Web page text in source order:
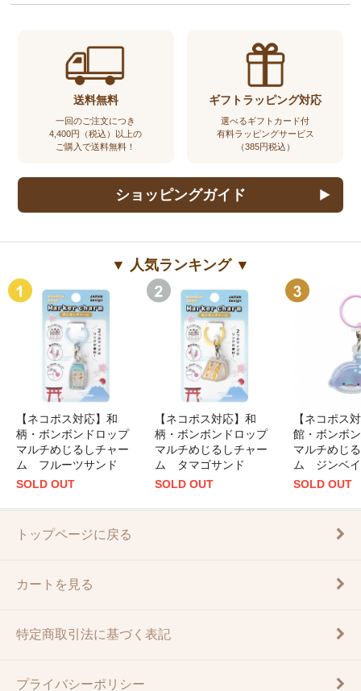
送料無料
一回のご注文につき
4,400円（税込）以上の
ご購入で送料無料！
ギフトラッピング対応
選べるギフトカード付
有料ラッピングサービス
（385円税込）
ショッピングガイド
▼ 人気ランキング ▼
【ネコポス対応】和
柄・ボンボンドロップ
マルチめじるしチャー
ム フルーツサンド
SOLD OUT
【ネコポス対応】和
柄・ボンボンドロップ
マルチめじるしチャー
ム タマゴサンド
SOLD OUT
【ネコポス
館・ボンボ
マルチめじ
ム ジンベ
SOLD OUT
トップページに戻る
カートを見る
特定商取引法に基づく表記
プライバシーポリシー